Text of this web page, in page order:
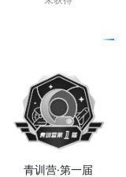
青训营·第一届